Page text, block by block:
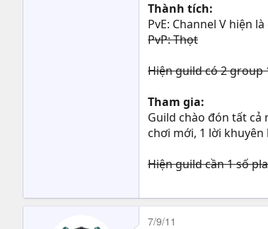
Thành tích:
PvE: Channel V hiện
PvP: Thọt
Hiện guild có 2
Tham gia:
Guild chào đón tất
chơi mới, 1 lời
Hiện guild cần 1 số
7/9/11